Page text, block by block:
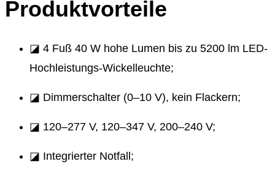
Produktvorteile
◪ 4 Fuß 40 W hohe Lumen bis zu 5200 lm LED-
Hochleistungs-Wickelleuchte;
◪ Dimmerschalter (0–10 V), kein Flackern;
◪ 120–277 V, 120–347 V, 200–240 V;
◪ Integrierter Notfall;